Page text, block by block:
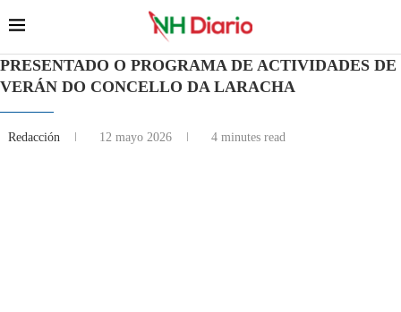
PRESENTADO O PROGRAMA DE ACTIVIDADES DE
VERÁN DO CONCELLO DA LARACHA
Redacción 12 mayo 2026 4 minutes read